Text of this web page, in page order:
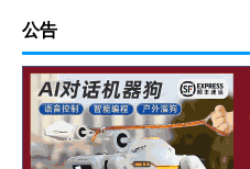
公告